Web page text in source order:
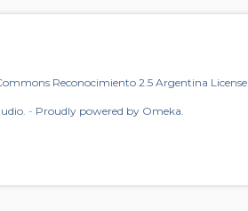
Reconocimiento 2.5 Argentina License
- Proudly powered by Omeka.